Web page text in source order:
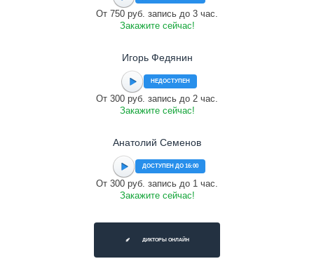
От 750 руб. запись до 3 час.
Закажите сейчас!
Игорь Федянин
НЕДОСТУПЕН
От 300 руб. запись до 2 час.
Закажите сейчас!
Анатолий Семенов
ДОСТУПЕН ДО 16:00
От 300 руб. запись до 1 час.
Закажите сейчас!
ДИКТОРЫ ОНЛАЙН